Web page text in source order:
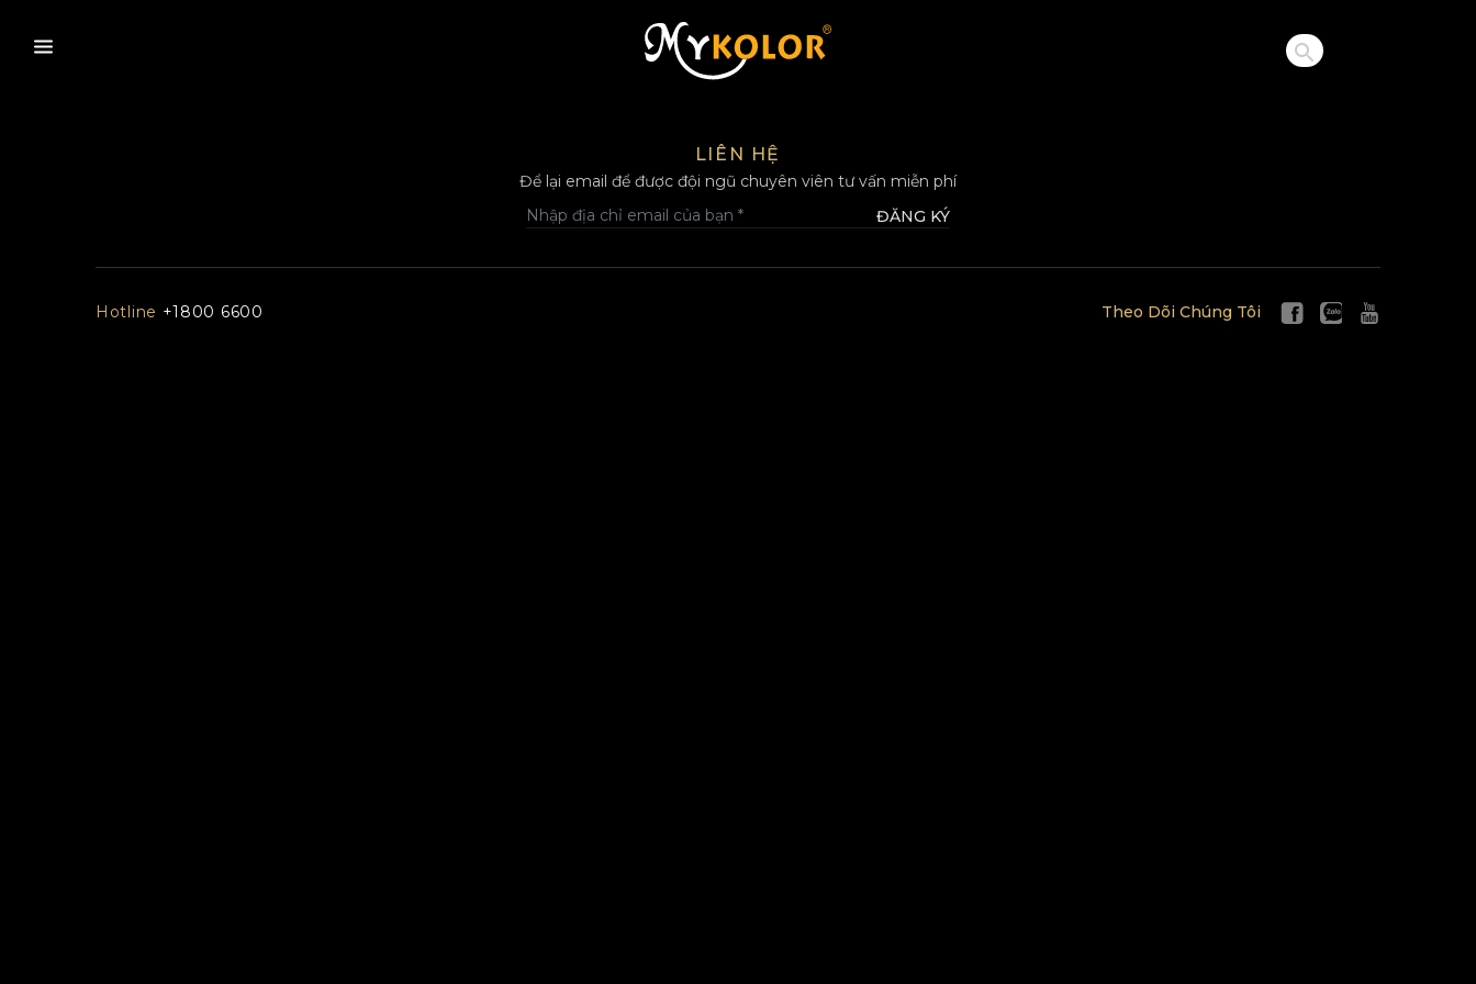
MYKOLOR
LIÊN HỆ
Để lại email để được đội ngũ chuyên viên tư vấn miễn phí
ĐĂNG KÝ
Hotline +1800 6600 Theo Dõi Chúng Tôi